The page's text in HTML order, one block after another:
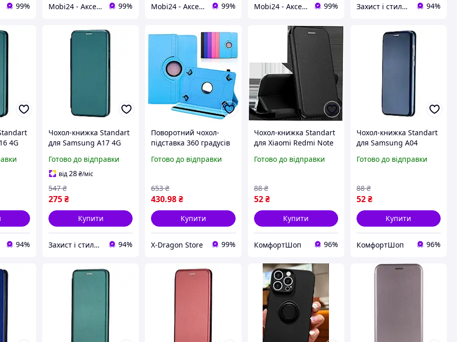
99% Mobi24 - Аксесуари для смартфонів 99% Mobi24 - Аксесуари для смартфонів 99% Mobi24 - Аксесуари для смартфонів 99% Захист і стиль — в одному магазині 94%
4G
94%
Чохол-книжка Standart
для Samsung A17 4G
захисний темно-
зелений 360 градусів
Готово до відправки
від28₴/міс
275₴
547 ₴
Купити
Захист і стиль — в одному магазині 94%
Поворотний чохол-
підставка 360 градусів
стилус. Рiзнi кольри
Готово до відправки
430.98₴
653 ₴
Купити
X-Dragon Store 99%
Чохол-книжка Standart
для Xiaomi Redmi Note
полістирол чорний із
TE-3835
Готово до відправки
52 ₴
88 ₴
Купити
КомфортШоп 96%
Чохол-книжка Standart
для Samsung A04
синій із захистом 360
Готово до відправки
52₴
88 ₴
Купити
КомфортШоп 96%